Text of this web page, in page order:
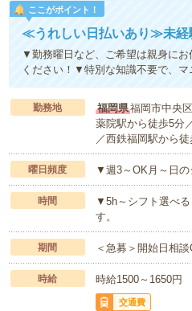
ここがポイント！
≪うれしい日払いあり≫未経
▼勤務曜日など、ご希望は親身に
ください！▼特別な知識不要で、マ
勤務地 福岡県福岡市中央区
薬院駅から徒歩5分
／西鉄福岡駅から徒
曜日頻度 ▼週3～OK月～日の
時間
▼5h～シフト選べる
す。
期間 ＜急募＞開始日相
時給 時給1500～1650
交通費